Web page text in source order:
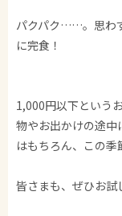
パクパク……。思わ
に完食！
1,000円以下という
物やお出かけの途中
はもちろん、この季
皆さまも、ぜひお